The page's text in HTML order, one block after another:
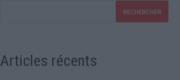
RECHERCHER
Articles récents